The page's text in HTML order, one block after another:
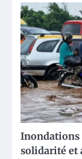
Inondations
solidarité et